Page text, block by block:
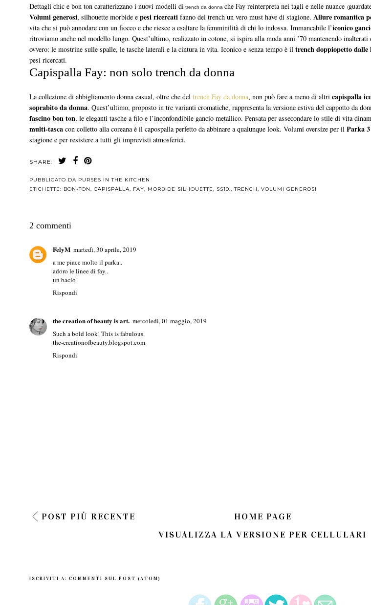
Dettagli chic e bon ton caratterizzano i nuovi modelli di trench da donna che Fay reinterpreta nei tagli e nelle nuance (
Volumi generosi, silhouette morbide e pesi ricercati fanno del trench un vero must have di stagione. Allure romantica
vita che si può annodare con un fiocco e che riesce a esaltare la femminilità di chi lo indossa. Immancabile l’iconico
ritroviamo anche nel modello lungo. Quest’ultimo, realizzato in cotone, si ispira alla moda anni ’70 mantenendo
ovvero: le mostrine sulle spalle, le tasche laterali e la cintura in vita. Iconico e senza tempo è il trench doppiopetto dalle
pesi ricercati.
Capispalla Fay: non solo trench da donna
La collezione di abbigliamento donna casual, oltre che del trench Fay da donna, non può fare a meno di altri capispalla
soprabito da donna. Quest’ultimo, proposto in tre varianti cromatiche, rappresenta la versione estiva del cappotto da
fascino bon ton, le eleganti tasche a filo e l’inconfondibile gancio metallico. Pensata per assecondare lo stile di vita
multi-tasca con colletto alla coreana è il capospalla perfetto da abbinare a qualunque look. Volumi oversize per il Parka
stagione e per resistere a tutti gli imprevisti atmosferici.
SHARE:
PUBBLICATO DA PURSES IN THE KITCHEN
ETICHETTE: BON-TON, CAPISPALLA, FAY, MORBIDE SILHOUETTE, SS19.,TRENCH, VOLUMI GENEROSI
2 commenti
FelyM martedì, 30 aprile, 2019
a me piace molto il parka..
adoro le linee di fay..
un bacio
Rispondi
the creation of beauty is art. mercoledì, 01 maggio, 2019
Such a bold look! This is fabulous.
the-creationofbeauty.blogspot.com
Rispondi
POST PIÙ RECENTE
HOME PAGE
VISUALIZZA LA VERSIONE PER CELLULARI
ISCRIVITI A: COMMENTI SUL POST (ATOM)